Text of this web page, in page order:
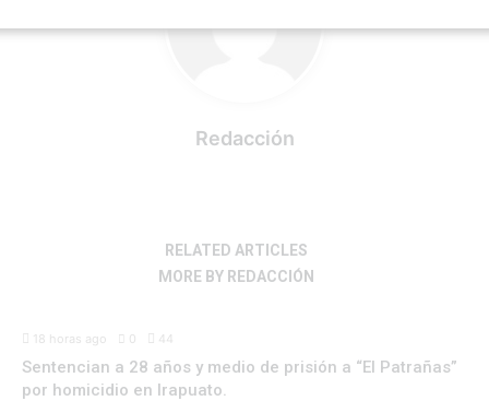
Redacción
RELATED ARTICLES
MORE BY REDACCIÓN
18 horas ago 0 44
Sentencian a 28 años y medio de prisión a “El Patrañas”
por homicidio en Irapuato.